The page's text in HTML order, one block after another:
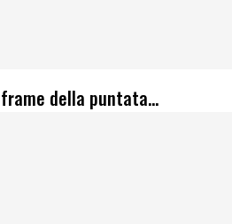
della puntata…